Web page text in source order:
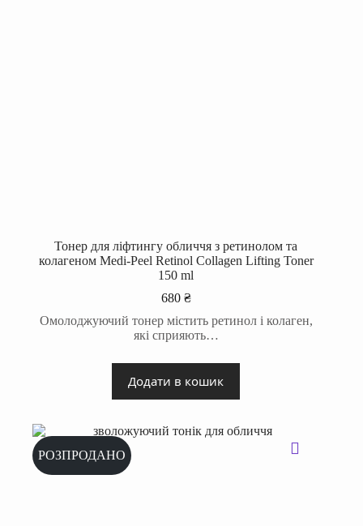
Тонер для ліфтингу обличчя з ретинолом та
колагеном Medi-Peel Retinol Collagen Lifting Toner
150 ml
680 ₴
Омолоджуючий тонер містить ретинол і колаген,
які сприяють…
Додати в кошик
РОЗПРОДАНО